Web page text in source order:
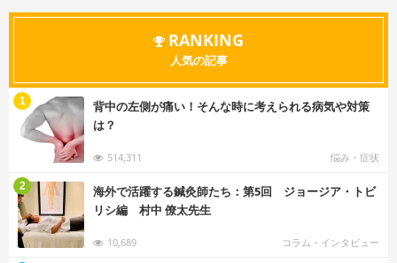
RANKING
人気の記事
背中の左側が痛い！そんな時に考えられる病気や対策
は？
514,311 悩み・症状
1
海外で活躍する鍼灸師たち：第5回 ジョージア・トビ
リシ編 村中 僚太先生
10,689 コラム・インタビュー
2